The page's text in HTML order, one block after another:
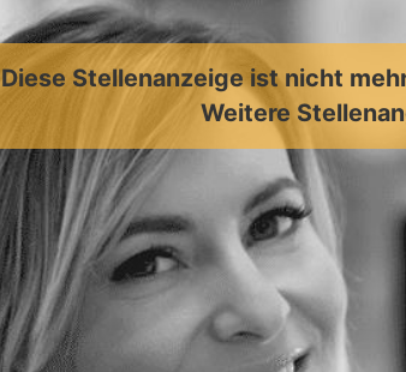
Diese Stellenanzeige ist nicht
Weitere